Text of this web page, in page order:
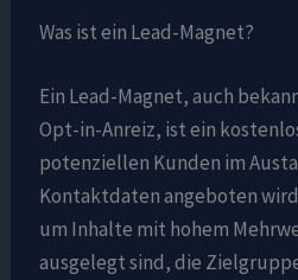
Was ist ein Lead-Magnet?
Ein Lead-Magnet, auch
Opt-in-Anreiz, ist ein
potenziellen Kunden im
Kontaktdaten angeboten
um Inhalte mit hohem
ausgelegt sind, die